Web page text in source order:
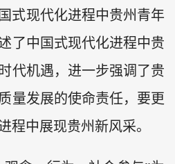
式现代化进程中贵州青年
了中国式现代化进程中贵
代机遇，进一步强调了贵
量发展的使命责任，要更
程中展现贵州新风采。